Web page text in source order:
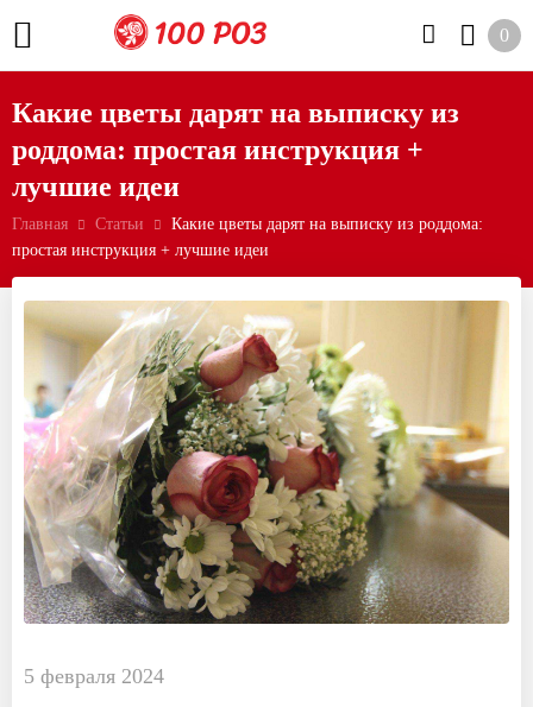
0
Какие цветы дарят на выписку из
роддома: простая инструкция +
лучшие идеи
Главная Статьи
Какие цветы дарят на выписку из роддома:
простая инструкция + лучшие идеи
5 февраля 2024